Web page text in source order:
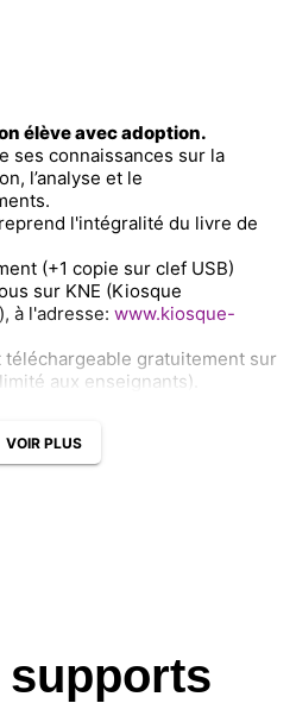
élève avec adoption.
ses connaissances sur la
l’analyse et le
l'intégralité du livre de
(+1 copie sur clef USB)
sur KNE (Kiosque
à l'adresse: www.kiosque-
gratuitement sur
aux enseignants).
VOIR PLUS